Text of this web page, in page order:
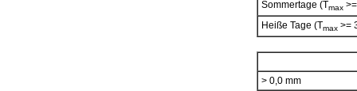
Sommertage (Tmax>=
Heiße Tage (Tmax>=
> 0,0 mm